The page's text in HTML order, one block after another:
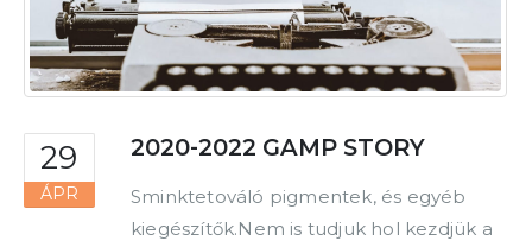
29
ÁPR
2020-2022 GAMP STORY
Sminktetováló pigmentek, és egyéb
kiegészítők.Nem is tudjuk hol kezdjük a